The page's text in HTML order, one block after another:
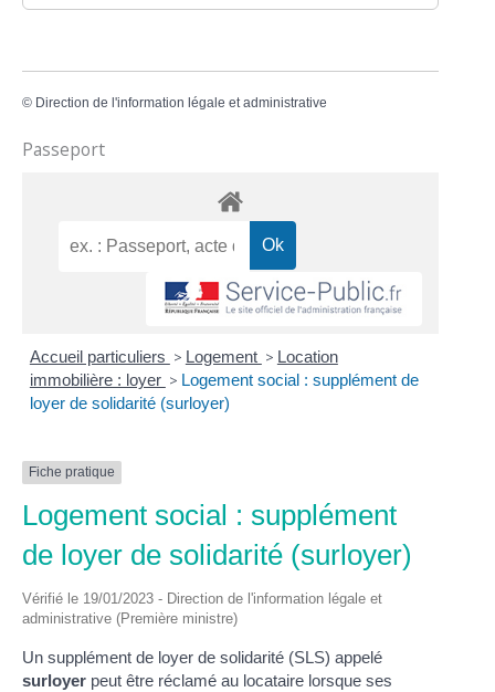
© Direction de l'information légale et administrative
Passeport
Accueil particuliers > Logement > Location
immobilière : loyer > Logement social : supplément de
loyer de solidarité (surloyer)
Fiche pratique
Logement social : supplément
de loyer de solidarité (surloyer)
Vérifié le 19/01/2023 - Direction de l'information légale et
administrative (Première ministre)
Un supplément de loyer de solidarité (SLS) appelé
surloyer peut être réclamé au locataire lorsque ses